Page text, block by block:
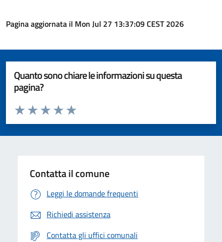
Pagina aggiornata il Mon Jul 27 13:37:09 CEST 2026
Quanto sono chiare le informazioni su questa
pagina?
Valuta da 1 a 5 stelle la pagina
Valuta 5 stelle su 5
Valuta 4 stelle su 5
Valuta 3 stelle su 5
Valuta 2 stelle su 5
Valuta 1 stelle su 5
Contatta il comune
Leggi le domande frequenti
Richiedi assistenza
Contatta gli uffici comunali